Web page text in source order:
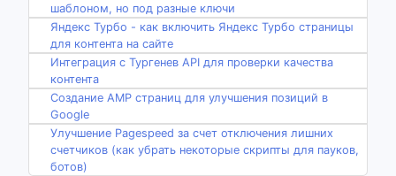
шаблоном, но под разные ключи
Яндекс Турбо - как включить Яндекс Турбо страницы
для контента на сайте
Интеграция с Тургенев API для проверки качества
контента
Создание AMP страниц для улучшения позиций в
Google
Улучшение Pagespeed за счет отключения лишних
счетчиков (как убрать некоторые скрипты для пауков,
ботов)